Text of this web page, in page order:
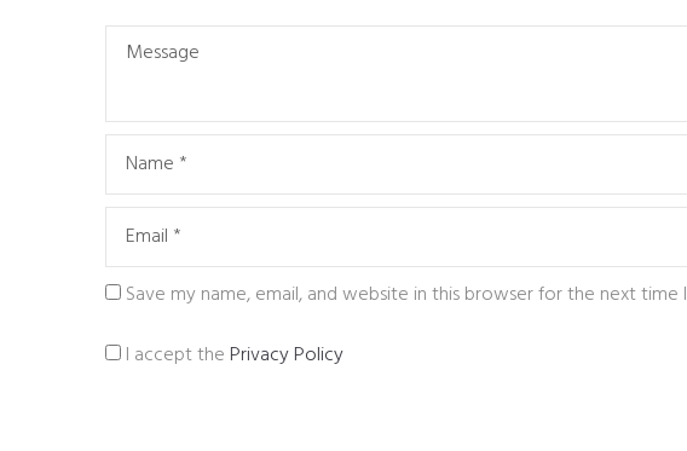
Save my name, email, and website in this browser for the next time
I accept the Privacy Policy